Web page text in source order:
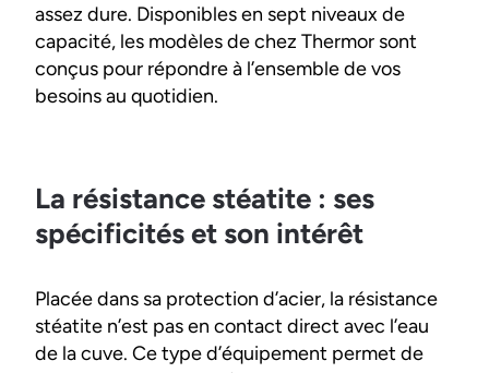
assez dure. Disponibles en sept niveaux de
capacité, les modèles de chez Thermor sont
conçus pour répondre à l’ensemble de vos
besoins au quotidien.
La résistance stéatite : ses
spécificités et son intérêt
Placée dans sa protection d’acier, la résistance
stéatite n’est pas en contact direct avec l’eau
de la cuve. Ce type d’équipement permet de